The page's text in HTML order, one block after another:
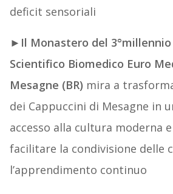
deficit sensoriali
► Il Monastero del
Scientifico Biomedico Euro
Mesagne (BR) mira a
dei Cappuccini di Mesagne in
accesso alla cultura moderna
facilitare la condivisione delle
l’apprendimento continuo